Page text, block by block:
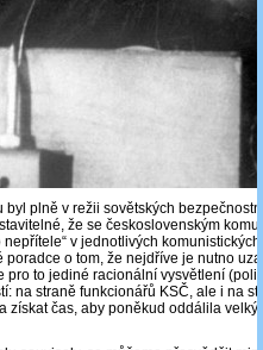
byl plně v režii sovětských
že se československým
v jednotlivých
o tom, že nejdříve je nutno
pro to jediné racionální vysvětlení
na straně funkcionářů KSČ, ale i na
získat čas, aby poněkud oddálila velký